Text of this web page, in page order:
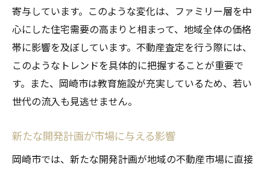
寄与しています。このような変化は、ファミリー層を中
心にした住宅需要の高まりと相まって、地域全体の価格
帯に影響を及ぼしています。不動産査定を行う際には、
このようなトレンドを具体的に把握することが重要で
す。また、岡崎市は教育施設が充実しているため、若い
世代の流入も見逃せません。
新たな開発計画が市場に与える影響
岡崎市では、新たな開発計画が地域の不動産市場に直接